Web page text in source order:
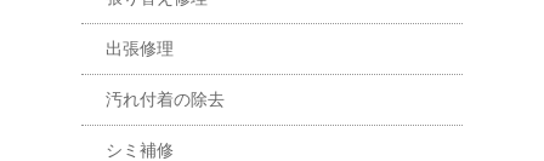
出張修理
汚れ付着の除去
シミ補修